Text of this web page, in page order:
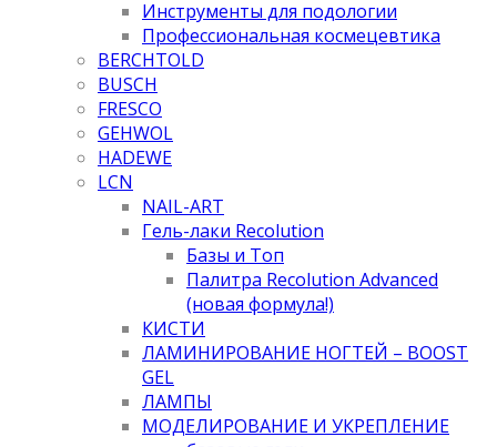
Инструменты для подологии
Профессиональная космецевтика
BERCHTOLD
BUSCH
FRESCO
GEHWOL
HADEWE
LCN
NAIL-ART
Гель-лаки Recolution
Базы и Топ
Палитра Recolution Advanced
(новая формула!)
КИСТИ
ЛАМИНИРОВАНИЕ НОГТЕЙ – BOOST
GEL
ЛАМПЫ
МОДЕЛИРОВАНИЕ И УКРЕПЛЕНИЕ